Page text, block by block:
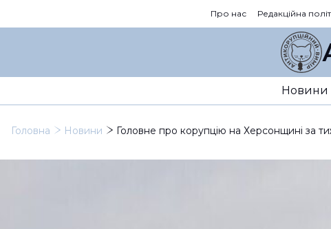
Про нас Редакційна
Новини
Головна Новини Головне про корупцію на Херсонщині за